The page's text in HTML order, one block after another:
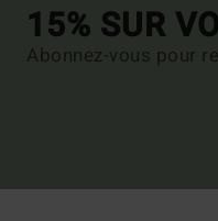
15% SUR
Abonnez-vous pour